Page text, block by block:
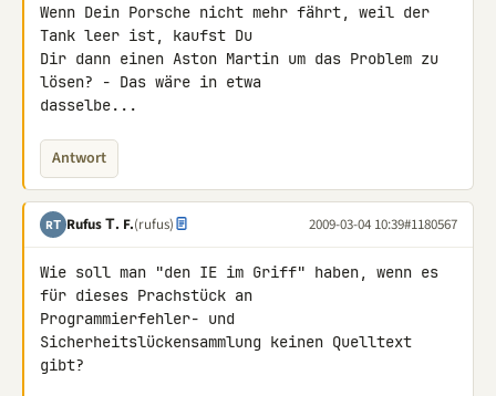
Wenn Dein Porsche nicht mehr fährt, weil der
Tank leer ist, kaufst Du
Dir dann einen Aston Martin um das Problem zu
lösen? - Das wäre in etwa
dasselbe...
Antwort
RΤ Rufus Τ. F.(rufus) 2009-03-04 10:39#1180567
Wie soll man "den IE im Griff" haben, wenn es
für dieses Prachstück an
Programmierfehler- und
Sicherheitslückensammlung keinen Quelltext
gibt?